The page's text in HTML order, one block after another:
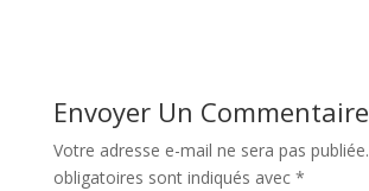
Envoyer Un Commentaire
Votre adresse e-mail ne sera pas publiée.
obligatoires sont indiqués avec *